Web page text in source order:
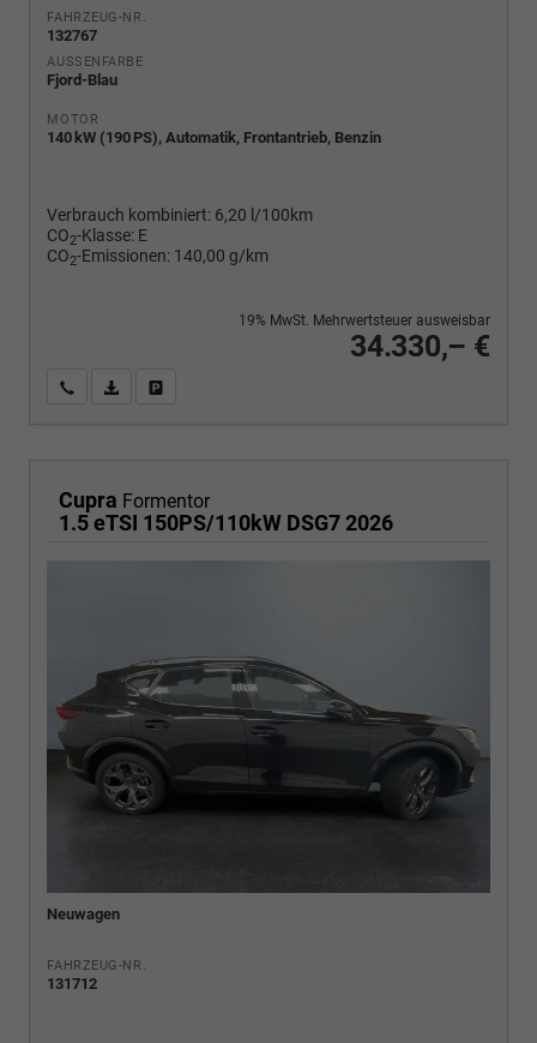
FAHRZEUG-NR.
132767
AUSSENFARBE
Fjord-Blau
MOTOR
140 kW (190 PS), Automatik, Frontantrieb, Benzin
Verbrauch kombiniert: 6,20 l/100km
CO2-Klasse: E
CO2-Emissionen: 140,00 g/km
34.330,– €
19% MwSt. Mehrwertsteuer ausweisbar
Wir rufen Sie anPDF-Fahrzeugexposé drucken
Cupra Formentor
1.5 eTSI 150PS/110kW DSG7 2026
Neuwagen
FAHRZEUG-NR.
131712